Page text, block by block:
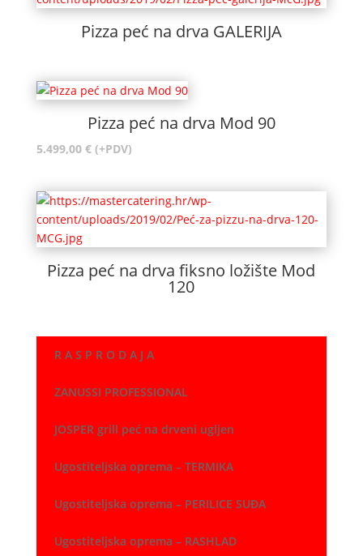
Pizza peć na drva GALERIJA
Pizza peć na drva Mod 90
5.499,00 € (+PDV)
Pizza peć na drva fiksno ložište Mod
120
R A S P R O D A J A
ZANUSSI PROFESSIONAL
JOSPER grill peć na drveni ugljen
Ugostiteljska oprema – TERMIKA
Ugostiteljska oprema – PERILICE SUĐA
Ugostiteljska oprema – RASHLAD